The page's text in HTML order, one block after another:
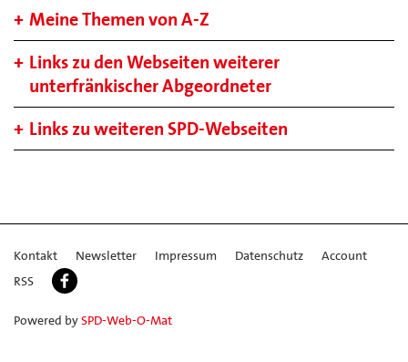
Meine Themen von A-Z
Links zu den Webseiten weiterer
unterfränkischer Abgeordneter
Links zu weiteren SPD-Webseiten
Kontakt Newsletter Impressum Datenschutz
Account
RSS
Powered bySPD-Web-O-Mat